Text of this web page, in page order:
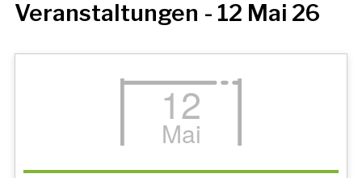
Veranstaltungen - 12 Mai 26
12
Mai